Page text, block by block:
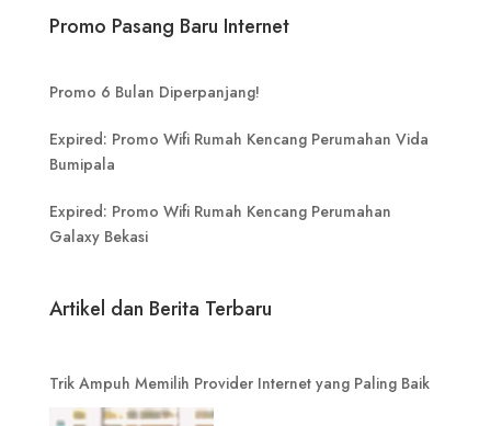
Promo Pasang Baru Internet
Promo 6 Bulan Diperpanjang!
Expired: Promo Wifi Rumah Kencang Perumahan Vida
Bumipala
Expired: Promo Wifi Rumah Kencang Perumahan
Galaxy Bekasi
Artikel dan Berita Terbaru
Trik Ampuh Memilih Provider Internet yang Paling Baik